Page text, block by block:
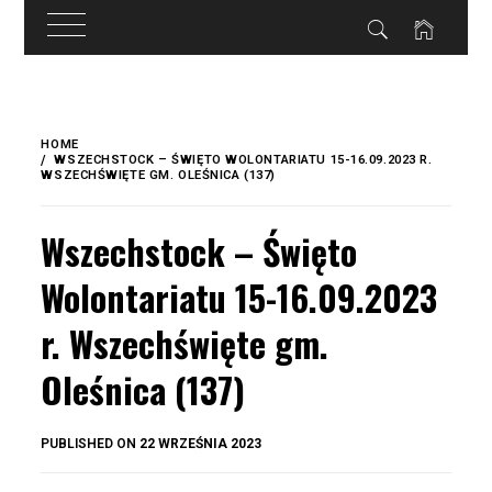
treści
content
HOME
WSZECHSTOCK – ŚWIĘTO WOLONTARIATU 15-16.09.2023 R.
WSZECHŚWIĘTE GM. OLEŚNICA (137)
Wszechstock – Święto
Wolontariatu 15-16.09.2023
r. Wszechświęte gm.
Oleśnica (137)
PUBLISHED ON 22 WRZEŚNIA 2023